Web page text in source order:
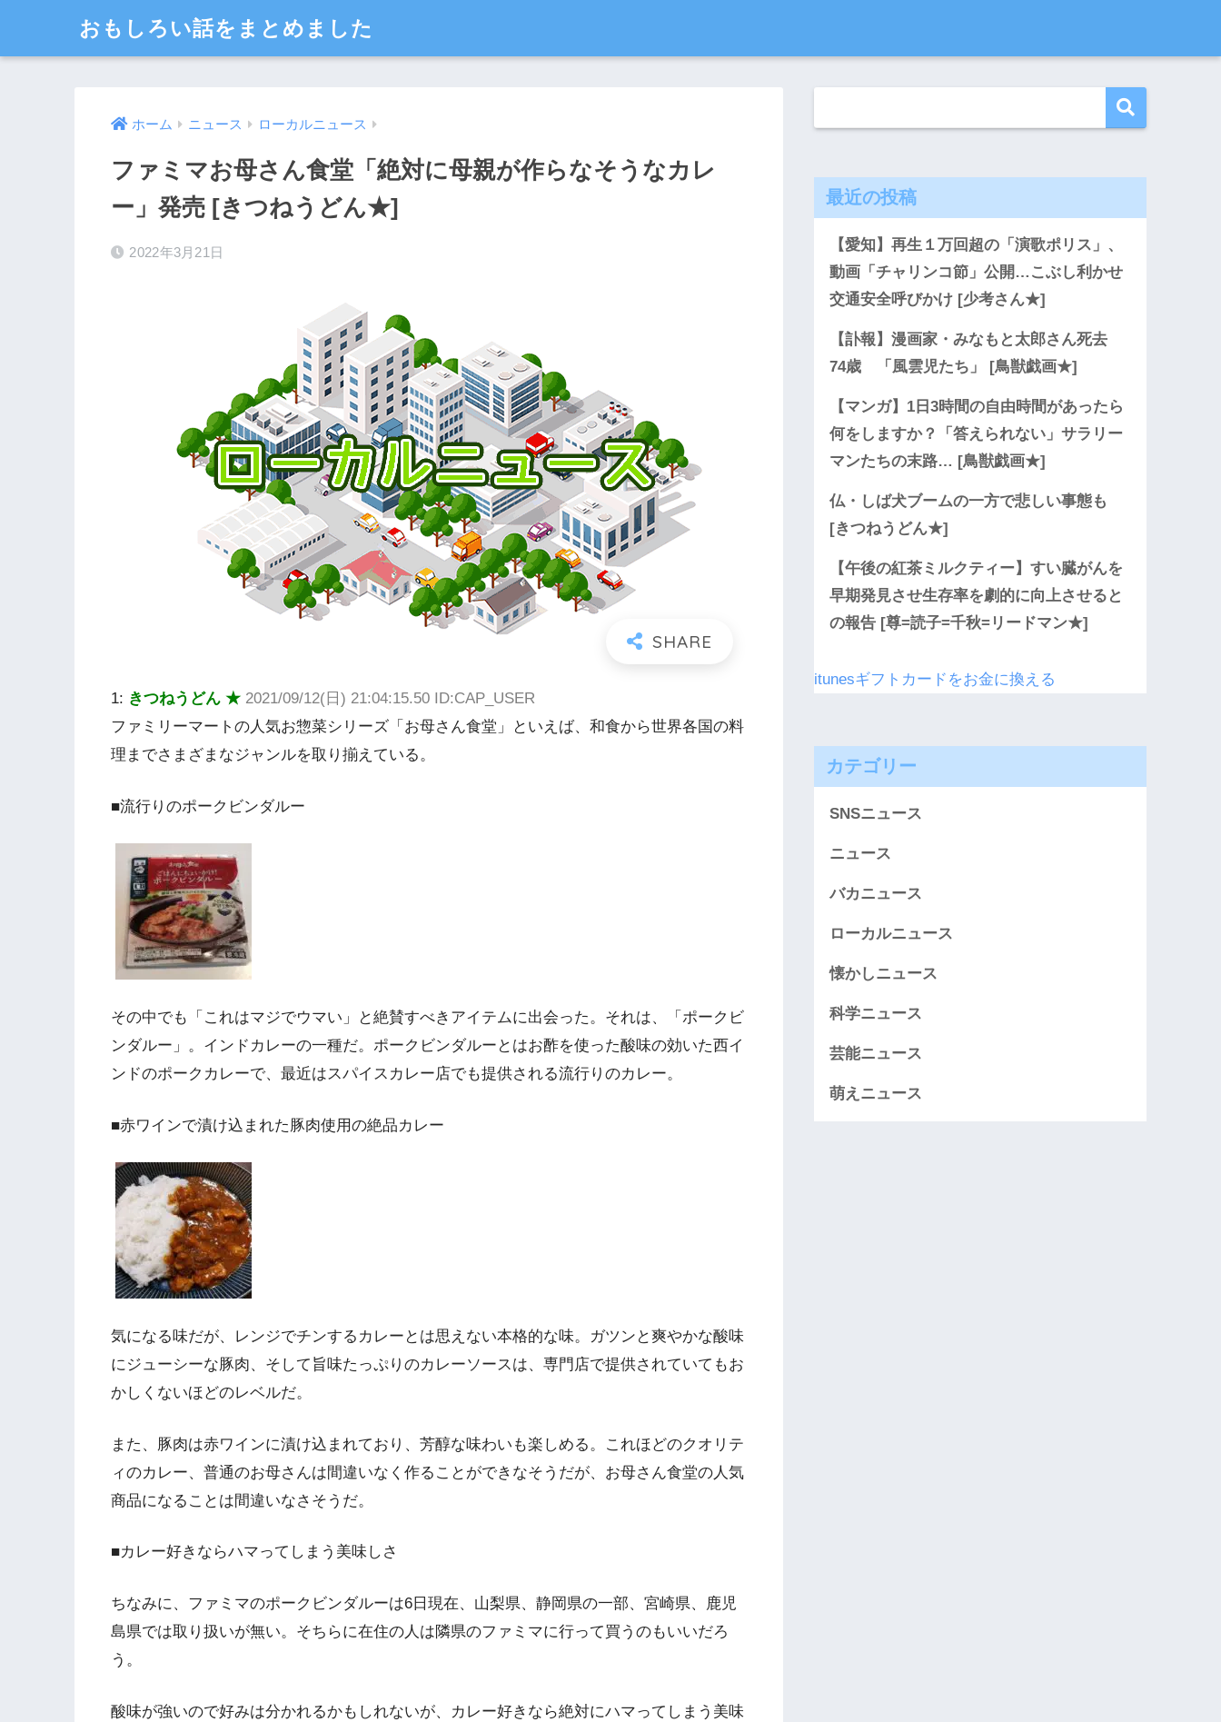
おもしろい話をまとめました
ホーム ニュース ローカルニュース
ファミマお母さん食堂「絶対に母親が作らなそうなカレ
ー」発売 [きつねうどん★]
2022年3月21日
1: きつねうどん ★ 2021/09/12(日) 21:04:15.50 ID:CAP_USER
ファミリーマートの人気お惣菜シリーズ「お母さん食堂」といえば、和食から世界各国の料
理までさまざまなジャンルを取り揃えている。
■流行りのポークビンダルー
その中でも「これはマジでウマい」と絶賛すべきアイテムに出会った。それは、「ポークビ
ンダルー」。インドカレーの一種だ。ポークビンダルーとはお酢を使った酸味の効いた西イ
ンドのポークカレーで、最近はスパイスカレー店でも提供される流行りのカレー。
■赤ワインで漬け込まれた豚肉使用の絶品カレー
気になる味だが、レンジでチンするカレーとは思えない本格的な味。ガツンと爽やかな酸味
にジューシーな豚肉、そして旨味たっぷりのカレーソースは、専門店で提供されていてもお
かしくないほどのレベルだ。
また、豚肉は赤ワインに漬け込まれており、芳醇な味わいも楽しめる。これほどのクオリテ
ィのカレー、普通のお母さんは間違いなく作ることができなそうだが、お母さん食堂の人気
商品になることは間違いなさそうだ。
■カレー好きならハマってしまう美味しさ
ちなみに、ファミマのポークビンダルーは6日現在、山梨県、静岡県の一部、宮崎県、鹿児
島県では取り扱いが無い。そちらに在住の人は隣県のファミマに行って買うのもいいだろ
う。
酸味が強いので好みは分かれるかもしれないが、カレー好きなら絶対にハマってしまう美味
最近の投稿
【愛知】再生１万回超の「演歌ポリス」、
動画「チャリンコ節」公開…こぶし利かせ
交通安全呼びかけ [少考さん★]
【訃報】漫画家・みなもと太郎さん死去
74歳 「風雲児たち」 [鳥獣戯画★]
【マンガ】1日3時間の自由時間があったら
何をしますか？「答えられない」サラリー
マンたちの末路… [鳥獣戯画★]
仏・しば犬ブームの一方で悲しい事態も
[きつねうどん★]
【午後の紅茶ミルクティー】すい臓がんを
早期発見させ生存率を劇的に向上させると
の報告 [尊=読子=千秋=リードマン★]
itunesギフトカードをお金に換える
カテゴリー
SNSニュース
ニュース
バカニュース
ローカルニュース
懐かしニュース
科学ニュース
芸能ニュース
萌えニュース